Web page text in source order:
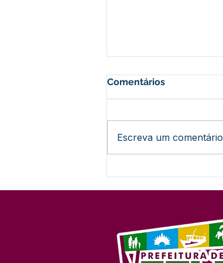
Comentários
Escreva um comentário